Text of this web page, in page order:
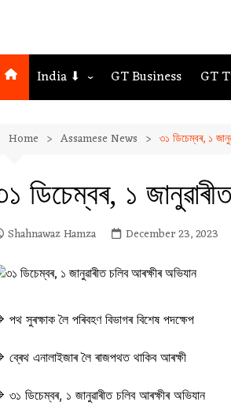
India ⬇
Guwahati
GT Business GT
Home Assamese News ৩১ ডিচেম্বৰ, ১
ডিচেম্বৰ, ১
Shahnawaz Hamza December 23, 2023
পথ সুৰক্ষাক লৈ পৰিবহণ বিভাগৰ বিশেষ পদক্ষেপ
ব্ৰেথ এনালাইজাৰ লৈ ৰাজপথত থাকিব আৰক্ষী
৩১ ডিচেম্বৰ, ১ জানুৱাৰীত চলিব আৰক্ষীৰ অভিযান